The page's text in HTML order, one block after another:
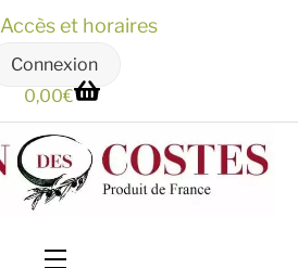
Accès et horaires
Connexion
0,00€
Menu